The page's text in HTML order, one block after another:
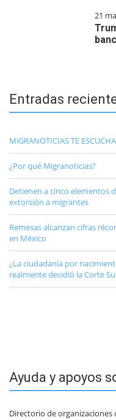
21
Entradas
MiGRANOTICIAS TE ESCUCHA
¿Por qué Migranoticias?
Detienen a cinco elementos
extorsión a migrantes
Remesas alcanzan cifras
en México
¿La ciudadanía por
realmente decidió la Corte
Ayuda y apoyos
Directorio de